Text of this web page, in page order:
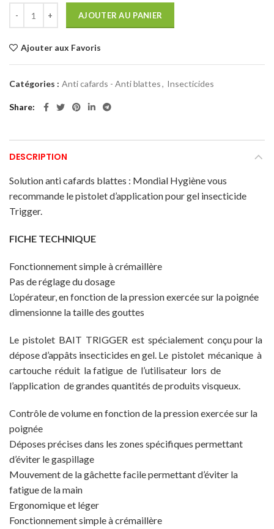
AJOUTER AU PANIER
Ajouter aux Favoris
Catégories : Anti cafards - Anti blattes, Insecticides
Share
DESCRIPTION
Solution anti cafards blattes : Mondial Hygiène vous
recommande le pistolet d’application pour gel insecticide
Trigger.
FICHE TECHNIQUE
Fonctionnement simple à crémaillère
Pas de réglage du dosage
L’opérateur, en fonction de la pression exercée sur la poignée
dimensionne la taille des gouttes
Le pistolet BAIT TRIGGER est spécialement conçu pour la
dépose d’appâts insecticides en gel. Le pistolet mécanique à
cartouche réduit la fatigue de l’utilisateur lors de
l’application de grandes quantités de produits visqueux.
Contrôle de volume en fonction de la pression exercée sur la
poignée
Déposes précises dans les zones spécifiques permettant
d’éviter le gaspillage
Mouvement de la gâchette facile permettant d’éviter la
fatigue de la main
Ergonomique et léger
Fonctionnement simple à crémaillère